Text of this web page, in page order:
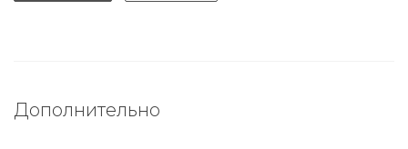
Дополнительно